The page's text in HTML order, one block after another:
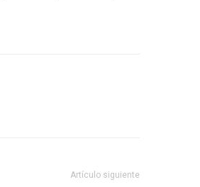
Artículo siguiente